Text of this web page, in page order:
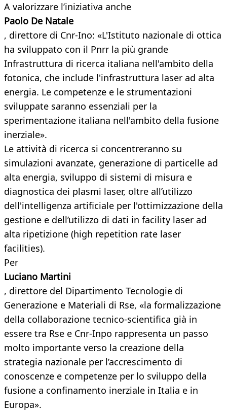
A valorizzare l’iniziativa anche
Paolo De Natale
, direttore di Cnr-Ino: «L'Istituto nazionale di ottica
ha sviluppato con il Pnrr la più grande
Infrastruttura di ricerca italiana nell'ambito della
fotonica, che include l'infrastruttura laser ad alta
energia. Le competenze e le strumentazioni
sviluppate saranno essenziali per la
sperimentazione italiana nell'ambito della fusione
inerziale».
Le attività di ricerca si concentreranno su
simulazioni avanzate, generazione di particelle ad
alta energia, sviluppo di sistemi di misura e
diagnostica dei plasmi laser, oltre all’utilizzo
dell'intelligenza artificiale per l'ottimizzazione della
gestione e dell’utilizzo di dati in facility laser ad
alta ripetizione (high repetition rate laser
facilities).
Per
Luciano Martini
, direttore del Dipartimento Tecnologie di
Generazione e Materiali di Rse, «la formalizzazione
della collaborazione tecnico-scientifica già in
essere tra Rse e Cnr-Inpo rappresenta un passo
molto importante verso la creazione della
strategia nazionale per l’accrescimento di
conoscenze e competenze per lo sviluppo della
fusione a confinamento inerziale in Italia e in
Europa».